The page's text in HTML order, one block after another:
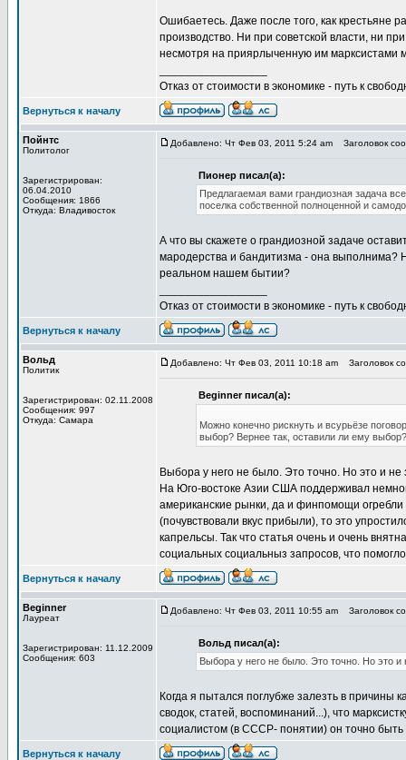
Ошибаетесь. Даже после того, как крестьяне
производство. Ни при советской власти, ни
несмотря на приярлыченную им марксистами
Отказ от стоимости в экономике - путь к
Вернуться к началу
Пойнтс
Политолог
Зарегистрирован:
06.04.2010
Сообщения: 1866
Откуда: Владивосток
Добавлено: Чт Фев 03, 2011 5:24 am Заголовок
Пионер писал(а):
Предлагаемая вами грандиозная задача
поселка собственной полноценной и
А что вы скажете о грандиозной задаче
мародерства и бандитизма - она выполнима?
реальном нашем бытии?
Отказ от стоимости в экономике - путь к
Вернуться к началу
Вольд
Политик
Зарегистрирован: 02.11.2008
Сообщения: 997
Откуда: Самара
Добавлено: Чт Фев 03, 2011 10:18 am Заголовок
Beginner писал(а):
Можно конечно рискнуть и всурьёзе
выбор? Вернее так, оставили ли ему
Выбора у него не было. Это точно. Но это и
На Юго-востоке Азии США поддерживал
американские рынки, да и финпомощи
(почувствовали вкус прибыли), то это
капрельсы. Так что статья очень и очень
социальных социальныз запросов, что
Вернуться к началу
Beginner
Лауреат
Зарегистрирован: 11.12.2009
Сообщения: 603
Добавлено: Чт Фев 03, 2011 10:55 am Заголовок
Вольд писал(а):
Выбора у него не было. Это точно. Но это
Когда я пытался поглубже залезть в причины
сводок, статей, воспоминаний...), что
социалистом (в СССР- понятии) он точно
Вернуться к началу